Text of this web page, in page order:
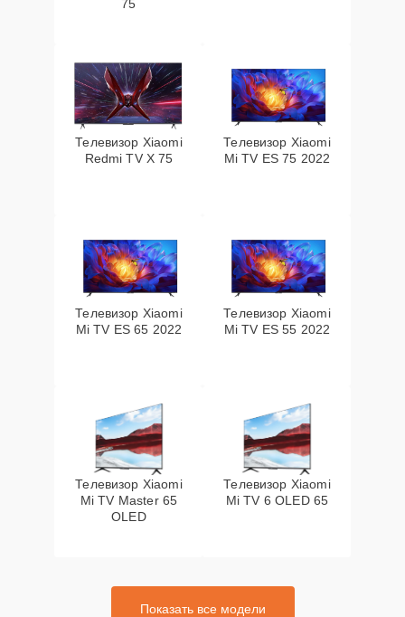
75
Телевизор Xiaomi
Redmi TV X 75
Телевизор Xiaomi
Mi TV ES 75 2022
Телевизор Xiaomi
Mi TV ES 65 2022
Телевизор Xiaomi
Mi TV ES 55 2022
Телевизор Xiaomi
Mi TV Master 65
OLED
Телевизор Xiaomi
Mi TV 6 OLED 65
Показать все модели